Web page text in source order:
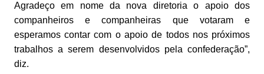
Agradeço em nome da nova diretoria o apoio dos
companheiros e companheiras que votaram e
esperamos contar com o apoio de todos nos próximos
trabalhos a serem desenvolvidos pela confederação”,
diz.